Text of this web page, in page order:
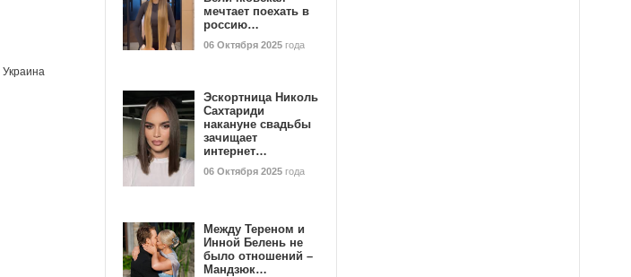
Украина
мечтает поехать в
россию…
06 Октября 2025 года
Эскортница Николь
Сахтариди
накануне свадьбы
зачищает
интернет…
06 Октября 2025 года
Между Тереном и
Инной Белень не
было отношений –
Мандзюк…